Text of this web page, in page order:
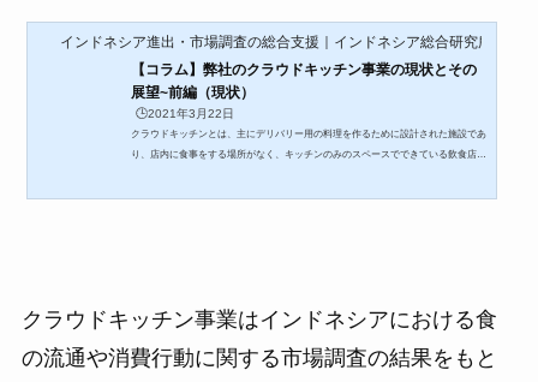
インドネシア進出・市場調査の総合支援｜インドネシア総合研究所
【コラム】弊社のクラウドキッチン事業の現状とその
展望~前編（現状）
🕒️2021年3月22日
クラウドキッチンとは、主にデリバリー用の料理を作るために設計された施設であ
り、店内に食事をする場所がなく、キッチンのみのスペースでできている飲食店の
クラウドキッチン事業はインドネシアにおける食
の流通や消費行動に関する市場調査の結果をもと